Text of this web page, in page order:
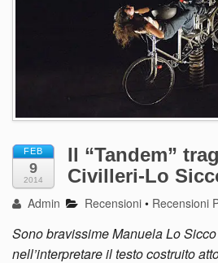
FEB
9
2014
Il “Tandem”
Civilleri-Lo
Admin Recensioni • Recensioni
Sono bravissime Manuela Lo
nell’interpretare il testo costruito